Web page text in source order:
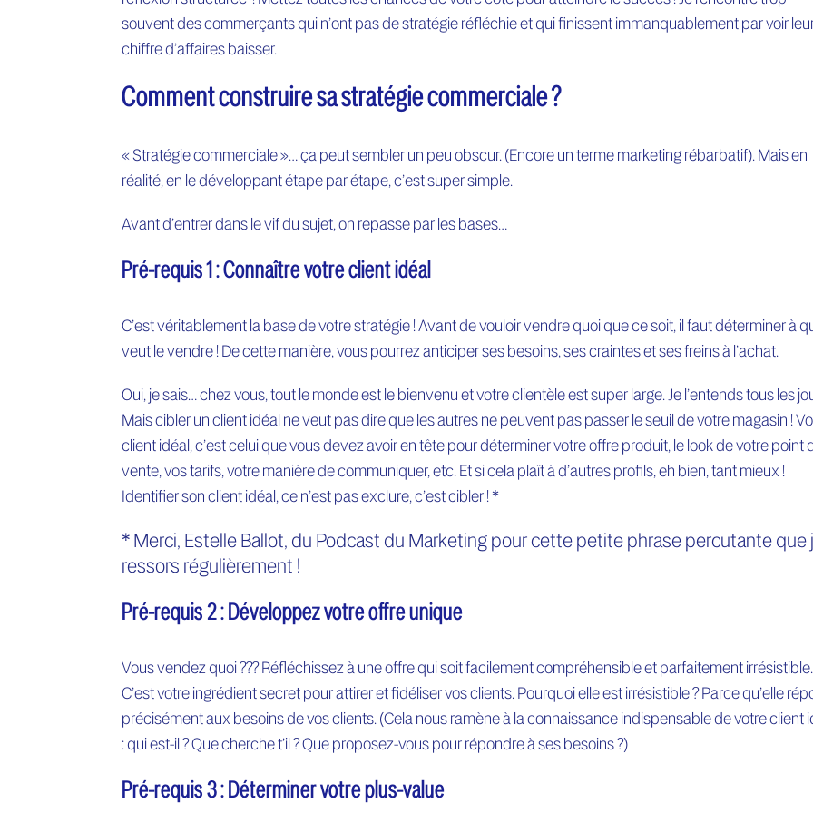
souvent des commerçants qui n’ont pas de stratégie réfléchie et qui finissent immanquablement par voir
chiffre d’affaires baisser.
Comment construire sa stratégie commerciale ?
« Stratégie commerciale »… ça peut sembler un peu obscur. (Encore un terme marketing rébarbatif). Mais en
réalité, en le développant étape par étape, c’est super simple.
Avant d’entrer dans le vif du sujet, on repasse par les bases…
Pré-requis 1 : Connaître votre client idéal
C’est véritablement la base de votre stratégie ! Avant de vouloir vendre quoi que ce soit, il faut déterminer à
veut le vendre ! De cette manière, vous pourrez anticiper ses besoins, ses craintes et ses freins à l’achat.
Oui, je sais… chez vous, tout le monde est le bienvenu et votre clientèle est super large. Je l’entends tous les
Mais cibler un client idéal ne veut pas dire que les autres ne peuvent pas passer le seuil de votre magasin !
client idéal, c’est celui que vous devez avoir en tête pour déterminer votre offre produit, le look de votre point
vente, vos tarifs, votre manière de communiquer, etc. Et si cela plaît à d’autres profils, eh bien, tant mieux !
Identifier son client idéal, ce n’est pas exclure, c’est cibler ! *
* Merci, Estelle Ballot, du Podcast du Marketing pour cette petite phrase percutante que
ressors régulièrement !
Pré-requis 2 : Développez votre offre unique
Vous vendez quoi ??? Réfléchissez à une offre qui soit facilement compréhensible et parfaitement irrésistible.
C’est votre ingrédient secret pour attirer et fidéliser vos clients. Pourquoi elle est irrésistible ? Parce qu’elle
précisément aux besoins de vos clients. (Cela nous ramène à la connaissance indispensable de votre client
: qui est-il ? Que cherche t’il ? Que proposez-vous pour répondre à ses besoins ?)
Pré-requis 3 : Déterminer votre plus-value